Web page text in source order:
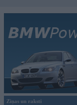
Ziņas un raksti